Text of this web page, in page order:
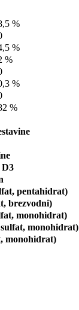
%
%
%
%
%
pentahidrat)
brezvodni)
monohidrat)
monohidrat)
monohidrat)